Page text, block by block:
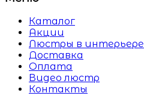
Каталог
Акции
Люстры в интерьере
Доставка
Оплата
Видео люстр
Контакты